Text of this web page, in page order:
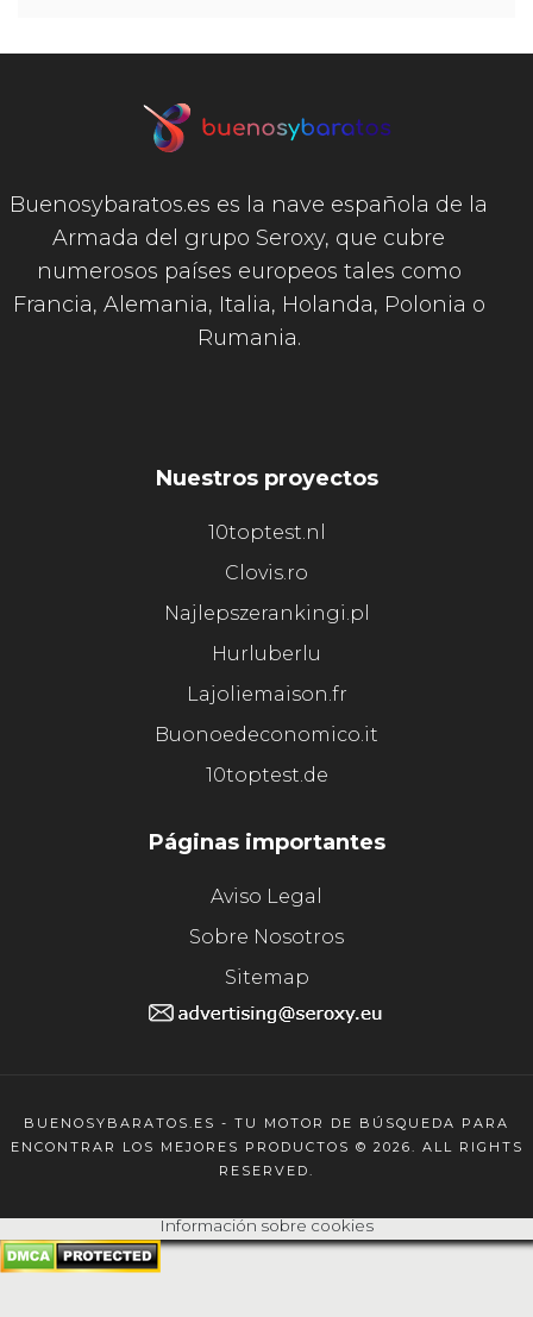
Buenosybaratos.es es la nave española de la
Armada del grupo Seroxy, que cubre
numerosos países europeos tales como
Francia, Alemania, Italia, Holanda, Polonia o
Rumania.
Nuestros proyectos
10toptest.nl
Clovis.ro
Najlepszerankingi.pl
Hurluberlu
Lajoliemaison.fr
Buonoedeconomico.it
10toptest.de
Páginas importantes
Aviso Legal
Sobre Nosotros
Sitemap
BUENOSYBARATOS.ES - TU MOTOR DE BÚSQUEDA PARA
ENCONTRAR LOS MEJORES PRODUCTOS © 2026. ALL RIGHTS
RESERVED.
Información sobre cookies